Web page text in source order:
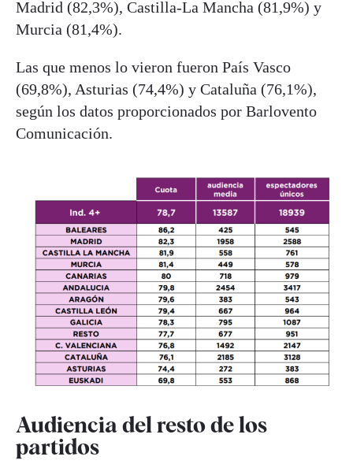
Madrid (82,3%), Castilla-La Mancha (81,9%) y
Murcia (81,4%).
Las que menos lo vieron fueron País Vasco
(69,8%), Asturias (74,4%) y Cataluña (76,1%),
según los datos proporcionados por Barlovento
Comunicación.
Audiencia del resto de los
partidos